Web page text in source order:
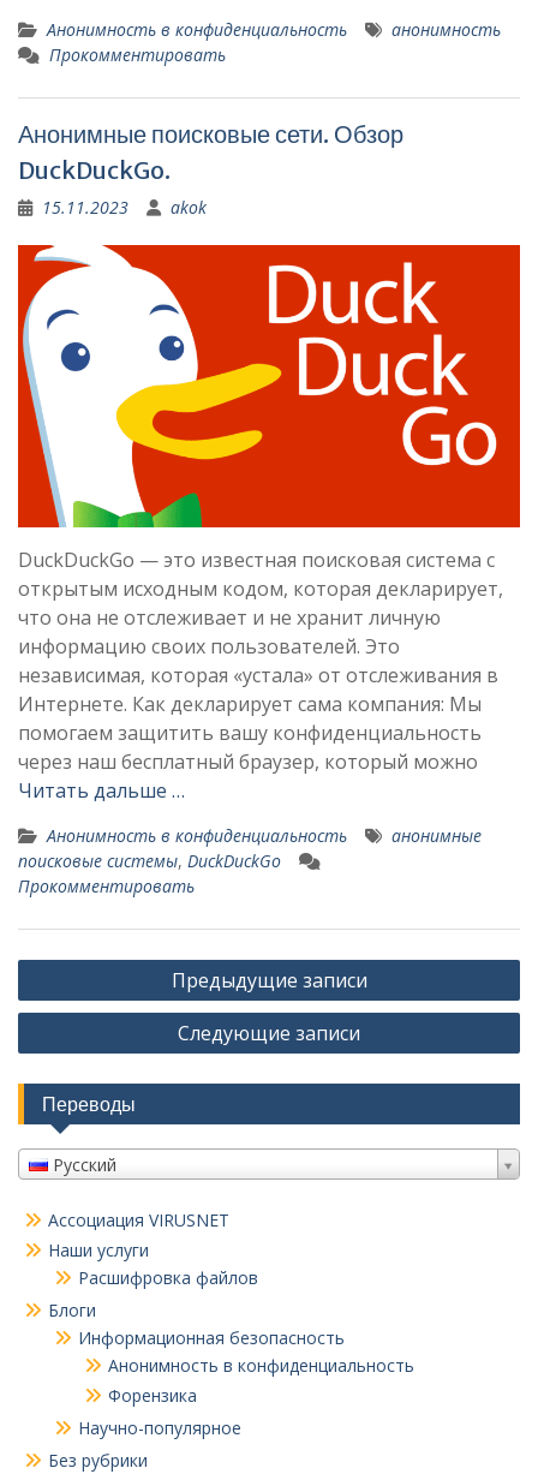
Анонимность в конфиденциальность
анонимность
Прокомментировать
Анонимные поисковые сети. Обзор
DuckDuckGo.
15.11.2023 akok
DuckDuckGo — это известная поисковая система с
открытым исходным кодом, которая декларирует,
что она не отслеживает и не хранит личную
информацию своих пользователей. Это
независимая, которая «устала» от отслеживания в
Интернете. Как декларирует сама компания: Мы
помогаем защитить вашу конфиденциальность
через наш бесплатный браузер, который можно
Читать дальше …
Анонимность в конфиденциальность
анонимные
поисковые системы, DuckDuckGo
Прокомментировать
Навигация
по
Предыдущие записи
Следующие записи
Переводы
Русский
Ассоциация VIRUSNET
Наши услуги
Расшифровка файлов
Блоги
Информационная безопасность
Анонимность в конфиденциальность
Форензика
Научно-популярное
Без рубрики